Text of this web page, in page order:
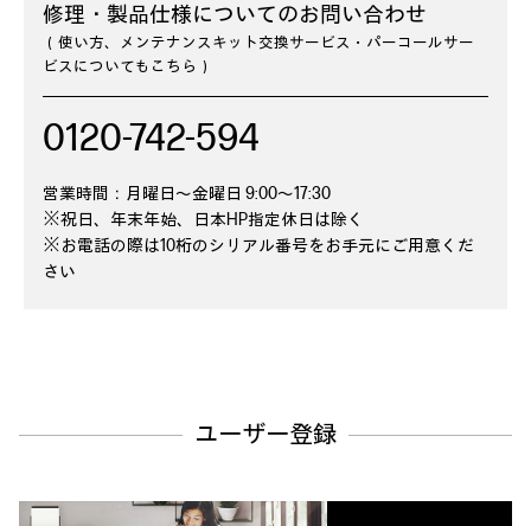
修理・製品仕様についてのお問い合わせ
（使い方、メンテナンスキット交換サービス・パーコールサー
ビスについてもこちら）
0120-742-594
営業時間：月曜日～金曜日 9:00～17:30
※祝日、年末年始、日本HP指定休日は除く
※お電話の際は10桁のシリアル番号をお手元にご用意くだ
さい
ユーザー登録